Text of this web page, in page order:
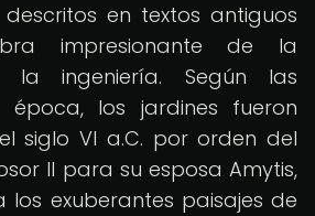
descritos en textos antiguos
impresionante de la
la ingeniería. Según las
los jardines fueron
siglo VI a.C. por orden del
II para su esposa Amytis,
los exuberantes paisajes de